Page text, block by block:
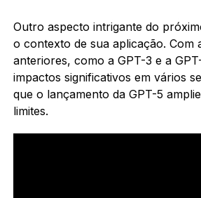
Outro aspecto intrigante do
o contexto de sua aplicação. Com
anteriores, como a GPT-3 e a
impactos significativos em vários
que o lançamento da GPT-5
limites.